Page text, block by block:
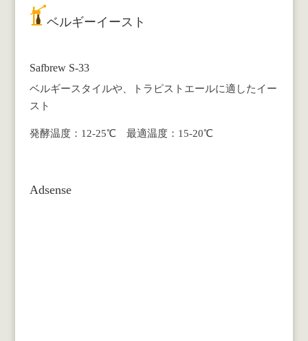
ベルギーイースト
Safbrew S-33
ベルギースタイルや、トラピストエールに適したイー
スト
発酵温度：12-25℃ 最適温度：15-20℃
Adsense